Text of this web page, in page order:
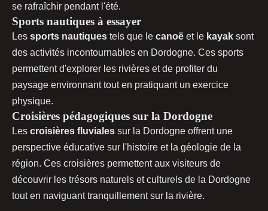
se rafraîchir pendant l'été.
Sports nautiques à essayer
Les sports nautiques tels que le canoë et le kayak sont
des activités incontournables en Dordogne. Ces sports
permettent d'explorer les rivières et de profiter du
paysage environnant tout en pratiquant un exercice
physique.
Croisières pédagogiques sur la Dordogne
Les croisières fluviales sur la Dordogne offrent une
perspective éducative sur l'histoire et la géologie de la
région. Ces croisières permettent aux visiteurs de
découvrir les trésors naturels et culturels de la Dordogne
tout en naviguant tranquillement sur la rivière.